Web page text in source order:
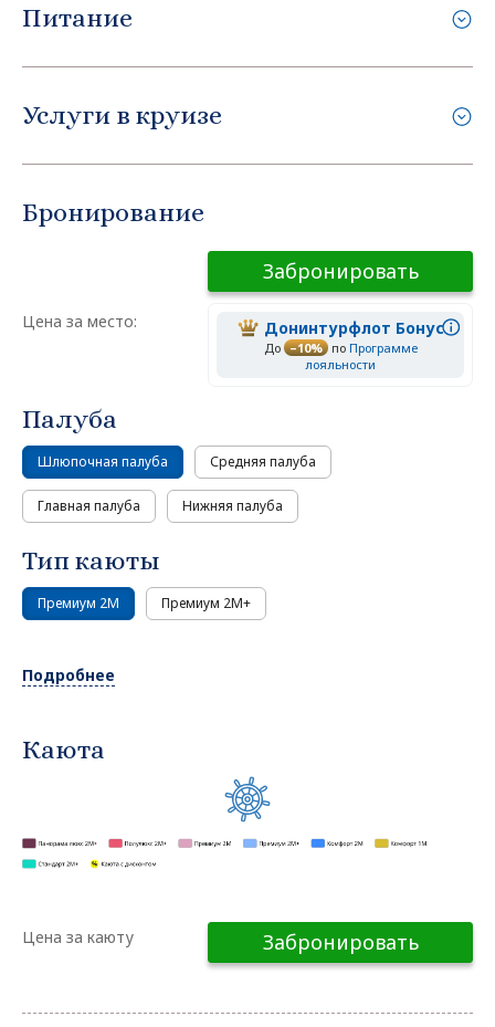
Питание
Услуги в круизе
Бронирование
Цена за место:
Забронировать
Донинтурфлот Бонус
До –10% по Программе
лояльности
Палуба
Шлюпочная палуба Средняя палуба
Главная палуба Нижняя палуба
Тип каюты
Премиум 2М Премиум 2М+
Подробнее
Каюта
Цена за каюту Забронировать